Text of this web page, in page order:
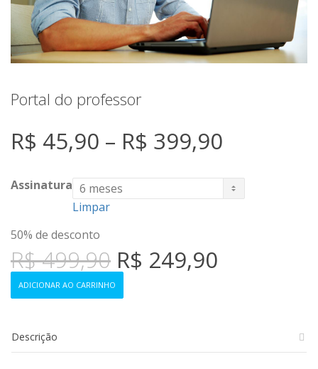
Portal do professor
R$ 45,90 – R$ 399,90
Assinatura
Limpar
50% de desconto
R$499,90 R$ 249,90
ADICIONAR AO CARRINHO
Descrição